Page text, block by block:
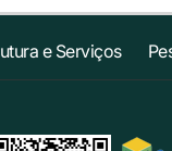
e Serviços